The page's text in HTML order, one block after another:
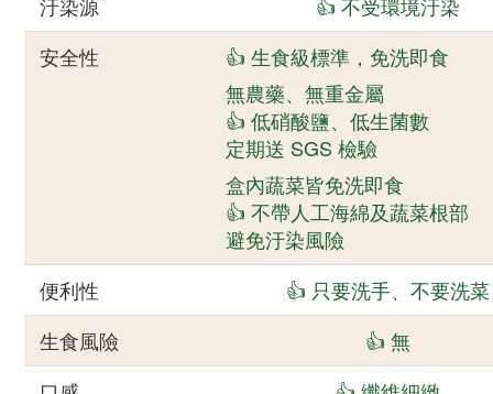
安全性
👍 生食級標準，免洗即食
無農藥、無重金屬
👍 低硝酸鹽、低生菌數
定期送 SGS 檢驗
盒內蔬菜皆免洗即食
👍 不帶人工海綿及蔬菜根部
避免汙染風險
便利性
👍 只要洗手、不要洗菜
生食風險
👍 無